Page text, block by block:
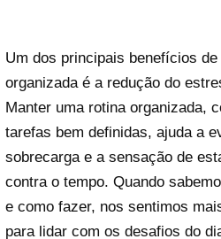
Um dos principais benefícios
organizada é a redução do
Manter uma rotina organizada,
tarefas bem definidas, ajuda a
sobrecarga e a sensação de
contra o tempo. Quando
e como fazer, nos sentimos
para lidar com os desafios do